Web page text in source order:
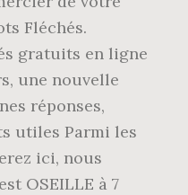
Fléchés.
gratuits en ligne
une nouvelle
réponses,
utiles Parmi les
ici, nous
OSEILLE à 7